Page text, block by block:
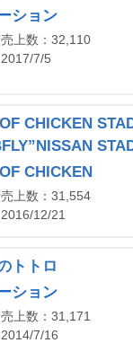
ション
上数：32,110
7/5
CHICKEN
CHICKEN
上数：31,554
12/21
トトロ
ション
上数：31,171
7/16